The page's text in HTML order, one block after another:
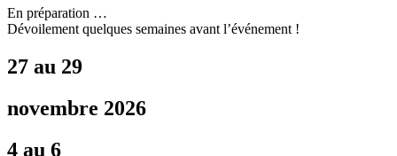
En préparation …
Dévoilement quelques semaines avant l’événement !
27 au 29
novembre 2026
4 au 6